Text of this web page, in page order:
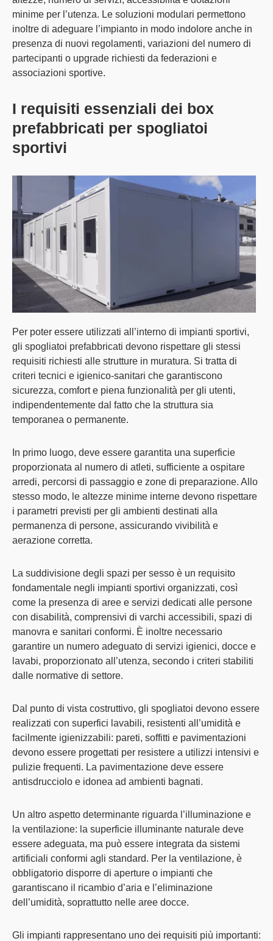
minime per l’utenza. Le soluzioni modulari permettono
inoltre di adeguare l’impianto in modo indolore anche in
presenza di nuovi regolamenti, variazioni del numero di
partecipanti o upgrade richiesti da federazioni e
associazioni sportive.
I requisiti essenziali dei box
prefabbricati per spogliatoi
sportivi
Per poter essere utilizzati all’interno di impianti sportivi,
gli spogliatoi prefabbricati devono rispettare gli stessi
requisiti richiesti alle strutture in muratura. Si tratta di
criteri tecnici e igienico-sanitari che garantiscono
sicurezza, comfort e piena funzionalità per gli utenti,
indipendentemente dal fatto che la struttura sia
temporanea o permanente.
In primo luogo, deve essere garantita una superficie
proporzionata al numero di atleti, sufficiente a ospitare
arredi, percorsi di passaggio e zone di preparazione. Allo
stesso modo, le altezze minime interne devono rispettare
i parametri previsti per gli ambienti destinati alla
permanenza di persone, assicurando vivibilità e
aerazione corretta.
La suddivisione degli spazi per sesso è un requisito
fondamentale negli impianti sportivi organizzati, così
come la presenza di aree e servizi dedicati alle persone
con disabilità, comprensivi di varchi accessibili, spazi di
manovra e sanitari conformi. È inoltre necessario
garantire un numero adeguato di servizi igienici, docce e
lavabi, proporzionato all’utenza, secondo i criteri stabiliti
dalle normative di settore.
Dal punto di vista costruttivo, gli spogliatoi devono essere
realizzati con superfici lavabili, resistenti all’umidità e
facilmente igienizzabili: pareti, soffitti e pavimentazioni
devono essere progettati per resistere a utilizzi intensivi e
pulizie frequenti. La pavimentazione deve essere
antisdrucciolo e idonea ad ambienti bagnati.
Un altro aspetto determinante riguarda l’illuminazione e
la ventilazione: la superficie illuminante naturale deve
essere adeguata, ma può essere integrata da sistemi
artificiali conformi agli standard. Per la ventilazione, è
obbligatorio disporre di aperture o impianti che
garantiscano il ricambio d’aria e l’eliminazione
dell’umidità, soprattutto nelle aree docce.
Gli impianti rappresentano uno dei requisiti più importanti: